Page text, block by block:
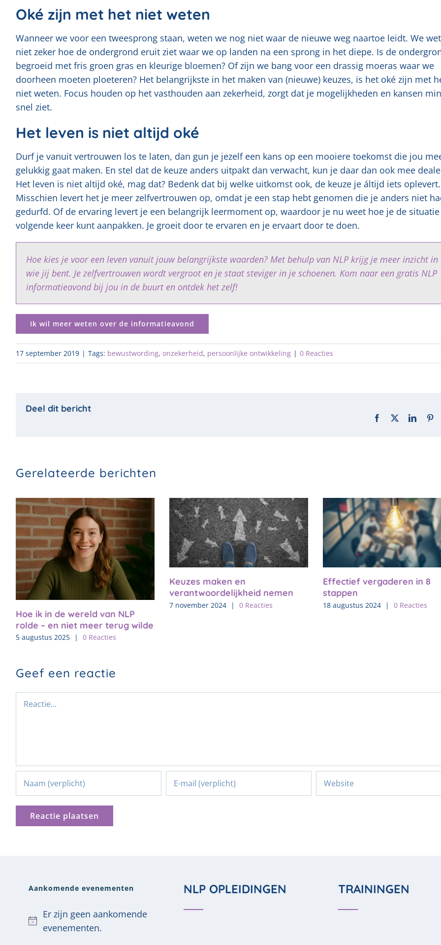
Oké zijn met het niet weten
Wanneer we voor een tweesprong staan, weten we nog niet waar de nieuwe weg naartoe leidt. We
niet zeker hoe de ondergrond eruit ziet waar we op landen na een sprong in het diepe. Is de
begroeid met fris groen gras en kleurige bloemen? Of zijn we bang voor een drassig moeras waar we
doorheen moeten ploeteren? Het belangrijkste in het maken van (nieuwe) keuzes, is het oké zijn met
niet weten. Focus houden op het vasthouden aan zekerheid, zorgt dat je mogelijkheden en kansen
snel ziet.
Het leven is niet altijd oké
Durf je vanuit vertrouwen los te laten, dan gun je jezelf een kans op een mooiere toekomst die jou
gelukkig gaat maken. En stel dat de keuze anders uitpakt dan verwacht, kun je daar dan ook mee
Het leven is niet altijd oké, mag dat? Bedenk dat bij welke uitkomst ook, de keuze je áltijd iets oplevert.
Misschien levert het je meer zelfvertrouwen op, omdat je een stap hebt genomen die je anders niet
gedurfd. Of de ervaring levert je een belangrijk leermoment op, waardoor je nu weet hoe je de
volgende keer kunt aanpakken. Je groeit door te ervaren en je ervaart door te doen.
Hoe kies je voor een leven vanuit jouw belangrijkste waarden? Met behulp van NLP krijg je meer inzicht in
wie jij bent. Je zelfvertrouwen wordt vergroot en je staat steviger in je schoenen. Kom naar een gratis NLP
informatieavond bij jou in de buurt en ontdek het zelf!
Ik wil meer weten over de informatieavond
17 september 2019 | Tags: bewustwording, onzekerheid, persoonlijke ontwikkeling | 0 Reacties
Facebook
X
Gerelateerde berichten
Hoe ik in de wereld van NLP
rolde – en niet meer terug wilde
5 augustus 2025 | 0 Reacties
Keuzes maken en
verantwoordelijkheid nemen
7 november 2024 | 0 Reacties
Effectief vergaderen in 8
stappen
18 augustus 2024 | 0 Reacties
Geef een reactie
Reactie
Aankomende evenementen
Bericht
Er zijn geen aankomende
evenementen.
NLP OPLEIDINGEN TRAININGEN